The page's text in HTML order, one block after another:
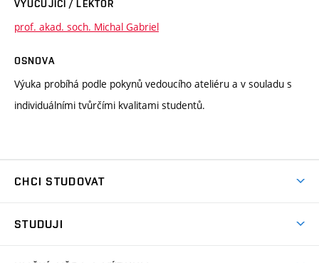
VYUČUJÍCÍ / LEKTOR
prof. akad. soch. Michal Gabriel
OSNOVA
Výuka probíhá podle pokynů vedoucího ateliéru a v souladu s
individuálními tvůrčími kvalitami studentů.
CHCI STUDOVAT
STUDUJI